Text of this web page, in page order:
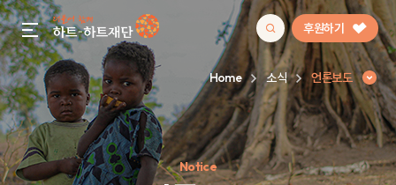
gnb menu open 후원하기
인기 키워드
Home 소식 언론보도
Notice